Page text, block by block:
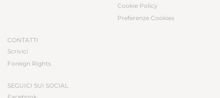
Cookie Policy
Preferenze Cookies
CONTATTI
Scrivici
Foreign Rights
SEGUICI SUI SOCIAL